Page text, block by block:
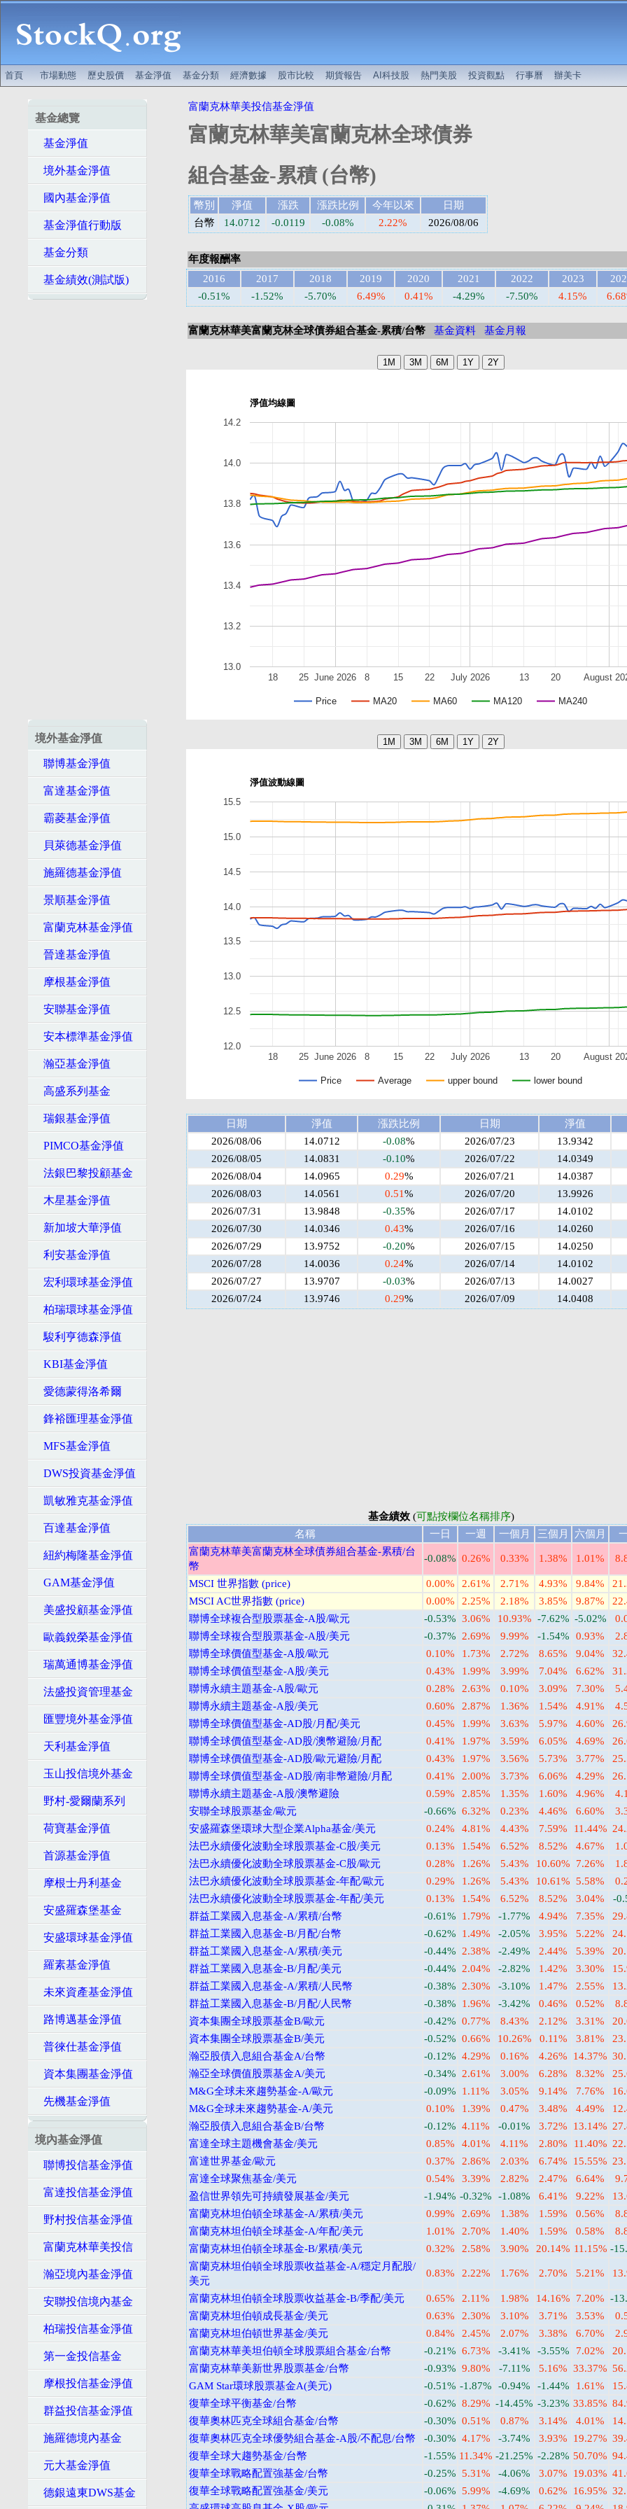
首頁 市場動態 歷史股價 基金淨值 基金分類 經濟數據 股市比較 期貨報告 AI科技股 熱門美股 投資觀點 行事曆 辦美卡
基金總覽
基金淨值
境外基金淨值
國內基金淨值
基金淨值行動版
基金分類
基金績效(測試版)
境外基金淨值
聯博基金淨值
富達基金淨值
霸菱基金淨值
貝萊德基金淨值
施羅德基金淨值
景順基金淨值
富蘭克林基金淨值
晉達基金淨值
摩根基金淨值
安聯基金淨值
安本標準基金淨值
瀚亞基金淨值
高盛系列基金
瑞銀基金淨值
PIMCO基金淨值
法銀巴黎投顧基金
木星基金淨值
新加坡大華淨值
利安基金淨值
宏利環球基金淨值
柏瑞環球基金淨值
駿利亨德森淨值
KBI基金淨值
愛德蒙得洛希爾
鋒裕匯理基金淨值
MFS基金淨值
DWS投資基金淨值
凱敏雅克基金淨值
百達基金淨值
紐約梅隆基金淨值
GAM基金淨值
美盛投顧基金淨值
歐義銳榮基金淨值
瑞萬通博基金淨值
法盛投資管理基金
匯豐境外基金淨值
天利基金淨值
玉山投信境外基金
野村-愛爾蘭系列
荷寶基金淨值
首源基金淨值
摩根士丹利基金
安盛羅森堡基金
安盛環球基金淨值
羅素基金淨值
未來資產基金淨值
路博邁基金淨值
普徠仕基金淨值
資本集團基金淨值
先機基金淨值
境內基金淨值
聯博投信基金淨值
富達投信基金淨值
野村投信基金淨值
富蘭克林華美投信
瀚亞境內基金淨值
安聯投信境內基金
柏瑞投信基金淨值
第一金投信基金
摩根投信基金淨值
群益投信基金淨值
施羅德境內基金
元大基金淨值
德銀遠東DWS基金
富蘭克林華美投信基金淨值
富蘭克林華美富蘭克林全球債券
組合基金-累積 (台幣)
幣別 淨值 漲跌 漲跌比例 今年以來
日期
台幣
14.0712 -0.0119 -0.08% 2.22% 2026/08/06
年度報酬率
2016
2017 2018 2019 2020 2021 2022 2023
-0.51%
-1.52% -5.70% 6.49% 0.41% -4.29% -7.50% 4.15%
富蘭克林華美富蘭克林全球債券組合基金-累積/台幣 基金資料 基金月報
淨值均線圖
Price MA20 MA60 MA120 MA240
June 2026 July 2026 August
18 25 8 15 22 13 20
13.0
13.2
13.4
13.6
13.8
14.0
14.2
淨值波動線圖
Price Average upper bound lower bound
June 2026 July 2026 August
18 25 8 15 22 13 20
12.0
12.5
13.0
13.5
14.0
14.5
15.0
15.5
日期 淨值 漲跌比例 日期
淨值
2026/08/06
14.0712 -0.08% 2026/07/23
13.9342
2026/08/05
14.0831 -0.10% 2026/07/22
14.0349
2026/08/04
14.0965 0.29% 2026/07/21
14.0387
2026/08/03
14.0561 0.51% 2026/07/20
13.9926
2026/07/31
13.9848 -0.35% 2026/07/17
14.0102
2026/07/30
14.0346 0.43% 2026/07/16
14.0260
2026/07/29
13.9752 -0.20% 2026/07/15
14.0250
2026/07/28
14.0036 0.24% 2026/07/14
14.0102
2026/07/27
13.9707 -0.03% 2026/07/13
14.0027
2026/07/24
13.9746 0.29% 2026/07/09 14.0408
基金績效(可點按欄位名稱排序)
名稱
一日 一週 一個月 三個月 六個月
富蘭克林華美富蘭克林全球債券組合基金-累積/台
幣
-0.08% 0.26% 0.33% 1.38% 1.01%
MSCI 世界指數 (price) 0.00% 2.61% 2.71% 4.93% 9.84%
MSCI AC世界指數 (price)
0.00% 2.25% 2.18% 3.85% 9.87%
聯博全球複合型股票基金-A股/歐元
-0.53% 3.06% 10.93% -7.62% -5.02%
聯博全球複合型股票基金-A股/美元
-0.37% 2.69% 9.99% -1.54% 0.93%
聯博全球價值型基金-A股/歐元
0.10% 1.73% 2.72% 8.65% 9.04%
聯博全球價值型基金-A股/美元
0.43% 1.99% 3.99% 7.04% 6.62%
聯博永續主題基金-A股/歐元
0.28% 2.63% 0.10% 3.09% 7.30%
聯博永續主題基金-A股/美元
0.60% 2.87% 1.36% 1.54% 4.91%
聯博全球價值型基金-AD股/月配/美元
0.45% 1.99% 3.63% 5.97% 4.60%
聯博全球價值型基金-AD股/澳幣避險/月配
0.41% 1.97% 3.59% 6.05% 4.69%
聯博全球價值型基金-AD股/歐元避險/月配
0.43% 1.97% 3.56% 5.73% 3.77%
聯博全球價值型基金-AD股/南非幣避險/月配
0.41% 2.00% 3.73% 6.06% 4.29%
聯博永續主題基金-A股/澳幣避險
0.59% 2.85% 1.35% 1.60% 4.96%
安聯全球股票基金/歐元
-0.66% 6.32% 0.23% 4.46% 6.60%
安盛羅森堡環球大型企業Alpha基金/美元
0.24% 4.81% 4.43% 7.59% 11.44%
法巴永續優化波動全球股票基金-C股/美元
0.13% 1.54% 6.52% 8.52% 4.67%
法巴永續優化波動全球股票基金-C股/歐元
0.28% 1.26% 5.43% 10.60% 7.26%
法巴永續優化波動全球股票基金-年配/歐元
0.29% 1.26% 5.43% 10.61% 5.58%
法巴永續優化波動全球股票基金-年配/美元
0.13% 1.54% 6.52% 8.52% 3.04%
-
群益工業國入息基金-A/累積/台幣
-0.61% 1.79% -1.77% 4.94% 7.35%
群益工業國入息基金-B/月配/台幣
-0.62% 1.49% -2.05% 3.95% 5.22%
群益工業國入息基金-A/累積/美元
-0.44% 2.38% -2.49% 2.44% 5.39%
群益工業國入息基金-B/月配/美元
-0.44% 2.04% -2.82% 1.42% 3.30%
群益工業國入息基金-A/累積/人民幣
-0.38% 2.30% -3.10% 1.47% 2.55%
群益工業國入息基金-B/月配/人民幣
-0.38% 1.96% -3.42% 0.46% 0.52%
資本集團全球股票基金B/歐元
-0.42% 0.77% 8.43% 2.12% 3.31%
資本集團全球股票基金B/美元
-0.52% 0.66% 10.26% 0.11% 3.81%
瀚亞股債入息組合基金A/台幣
-0.12% 4.29% 0.16% 4.26% 14.37%
瀚亞全球價值股票基金A/美元
-0.34% 2.61% 3.00% 6.28% 8.32%
M&G全球未來趨勢基金-A/歐元
-0.09% 1.11% 3.05% 9.14% 7.76%
M&G全球未來趨勢基金-A/美元
0.10% 1.39% 0.47% 3.48% 4.49%
瀚亞股債入息組合基金B/台幣
-0.12% 4.11% -0.01% 3.72% 13.14%
富達全球主題機會基金/美元
0.85% 4.01% 4.11% 2.80% 11.40%
富達世界基金/歐元
0.37% 2.86% 2.03% 6.74% 15.55%
富達全球聚焦基金/美元
0.54% 3.39% 2.82% 2.47% 6.64%
盈信世界領先可持續發展基金/美元
-1.94% -0.32% -1.08% 6.41% 9.22%
富蘭克林坦伯頓全球基金-A/累積/美元
0.99% 2.69% 1.38% 1.59% 0.56%
富蘭克林坦伯頓全球基金-A/年配/美元
1.01% 2.70% 1.40% 1.59% 0.58%
富蘭克林坦伯頓全球基金-B/累積/美元
0.32% 2.58% 3.90% 20.14% 11.15% -
富蘭克林坦伯頓全球股票收益基金-A/穩定月配股/
美元
0.83% 2.22% 1.76% 2.70% 5.21%
富蘭克林坦伯頓全球股票收益基金-B/季配/美元 0.65% 2.11% 1.98% 14.16% 7.20% -
富蘭克林坦伯頓成長基金/美元
0.63% 2.30% 3.10% 3.71% 3.53%
富蘭克林坦伯頓世界基金/美元
0.84% 2.45% 2.07% 3.38% 6.70%
富蘭克林華美坦伯頓全球股票組合基金/台幣
-0.21% 6.73% -3.41% -3.55% 7.02%
富蘭克林華美新世界股票基金/台幣
-0.93% 9.80% -7.11% 5.16% 33.37%
GAM Star環球股票基金A(美元)
-0.51% -1.87% -0.94% -1.44% 1.61%
復華全球平衡基金/台幣
-0.62% 8.29% -14.45% -3.23% 33.85%
復華奧林匹克全球組合基金/台幣
-0.30% 0.51% 0.87% 3.14% 4.01%
復華奧林匹克全球優勢組合基金-A股/不配息/台幣
-0.30% 4.17% -3.74% 3.93% 19.27%
復華全球大趨勢基金/台幣
-1.55% 11.34% -21.25% -2.28% 50.70%
復華全球戰略配置強基金/台幣
-0.25% 5.31% -4.06% 3.07% 19.03%
復華全球戰略配置強基金/美元
-0.06% 5.99% -4.69% 0.62% 16.95%